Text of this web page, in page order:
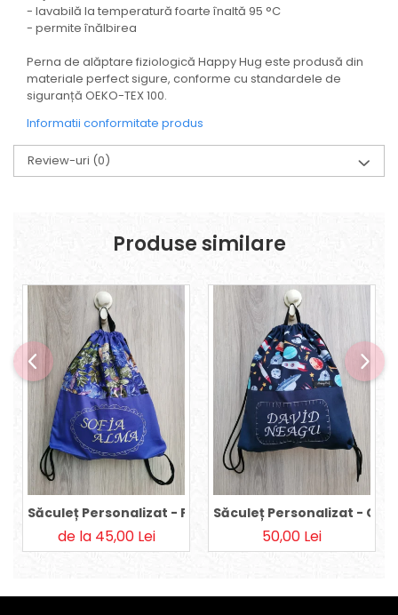
- lavabilă la temperatură foarte înaltă 95 °C
- permite înălbirea
Perna de alăptare fiziologică Happy Hug este produsă din
materiale perfect sigure, conforme cu standardele de
siguranță OEKO-TEX 100.
Informatii conformitate produs
Review-uri (0)
Produse similare
Săculeț Personalizat - Purple Fairies
de la 45,00 Lei
Săculeț Personalizat -
50,00 Lei